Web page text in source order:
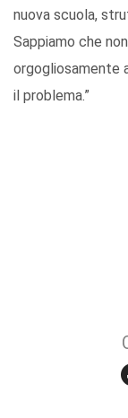
nuova scuola,
Sappiamo che
orgogliosamente
il problema.”